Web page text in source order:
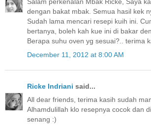
Salam perkenalan Mbak Ricke, Saya
dengan bakat mbak. Semua hasil kek
Sudah lama mencari resepi kuih ini.
bertanya, boleh kah kue ini di bakar
Berapa suhu oven yg sesuai?.. terima
December 11, 2012 at 8:00 AM
Ricke Indriani said...
All dear friends, terima kasih sudah
Alhamdulillah klo resepnya cocok dan
senang :)